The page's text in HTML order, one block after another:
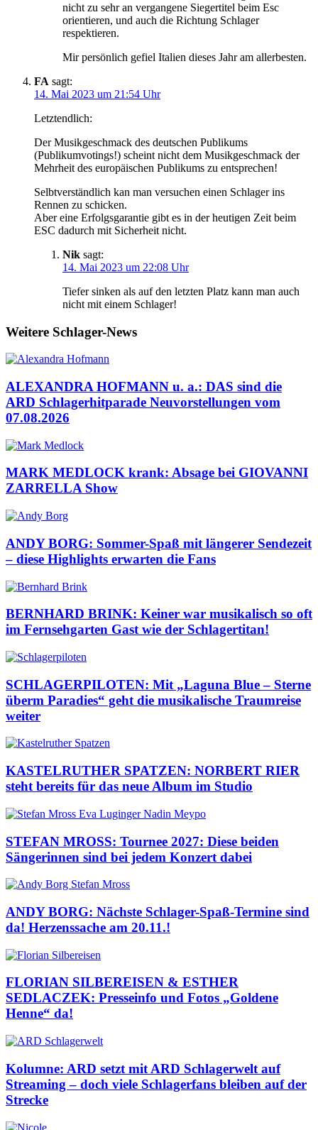
nicht zu sehr an vergangene Siegertitel beim Esc
orientieren, und auch die Richtung Schlager
respektieren.
Mir persönlich gefiel Italien dieses Jahr am allerbesten.
FA sagt:
14. Mai 2023 um 21:54 Uhr
Letztendlich:
Der Musikgeschmack des deutschen Publikums
(Publikumvotings!) scheint nicht dem Musikgeschmack der
Mehrheit des europäischen Publikums zu entsprechen!
Selbtverständlich kan man versuchen einen Schlager ins
Rennen zu schicken.
Aber eine Erfolgsgarantie gibt es in der heutigen Zeit beim
ESC dadurch mit Sicherheit nicht.
Nik sagt:
14. Mai 2023 um 22:08 Uhr
Tiefer sinken als auf den letzten Platz kann man auch
nicht mit einem Schlager!
Weitere Schlager-News
ALEXANDRA HOFMANN u. a.: DAS sind die
ARD Schlagerhitparade Neuvorstellungen vom
07.08.2026
MARK MEDLOCK krank: Absage bei GIOVANNI
ZARRELLA Show
ANDY BORG: Sommer-Spaß mit längerer Sendezeit
– diese Highlights erwarten die Fans
BERNHARD BRINK: Keiner war musikalisch so oft
im Fernsehgarten Gast wie der Schlagertitan!
SCHLAGERPILOTEN: Mit „Laguna Blue – Sterne
überm Paradies“ geht die musikalische Traumreise
weiter
KASTELRUTHER SPATZEN: NORBERT RIER
steht bereits für das neue Album im Studio
STEFAN MROSS: Tournee 2027: Diese beiden
Sängerinnen sind bei jedem Konzert dabei
ANDY BORG: Nächste Schlager-Spaß-Termine sind
da! Herzenssache am 20.11.!
FLORIAN SILBEREISEN & ESTHER
SEDLACZEK: Presseinfo und Fotos „Goldene
Henne“ da!
Kolumne: ARD setzt mit ARD Schlagerwelt auf
Streaming – doch viele Schlagerfans bleiben auf der
Strecke